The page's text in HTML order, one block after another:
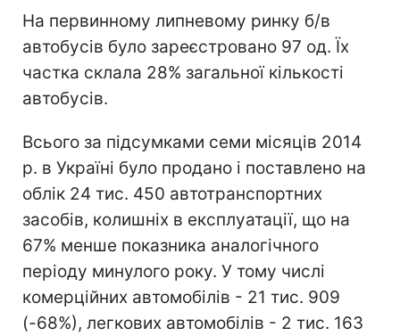
На первинному липневому ринку б/в
автобусів було зареєстровано 97 од. Їх
частка склала 28% загальної кількості
автобусів.
Всього за підсумками семи місяців 2014
р. в Україні було продано і поставлено на
облік 24 тис. 450 автотранспортних
засобів, колишніх в експлуатації, що на
67% менше показника аналогічного
періоду минулого року. У тому числі
комерційних автомобілів - 21 тис. 909
(-68%), легкових автомобілів - 2 тис. 163